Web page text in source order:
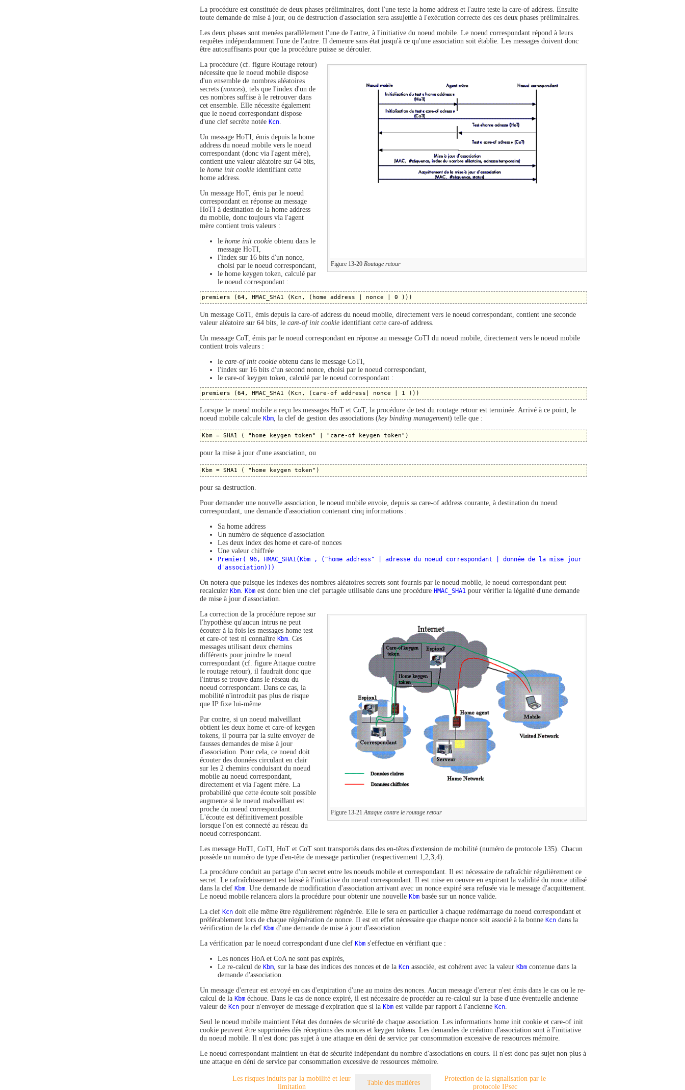
La procédure est constituée de deux phases préliminaires, dont l'une teste la home address et l'autre teste la care-of address. Ensuite
toute demande de mise à jour, ou de destruction d'association sera assujettie à l'exécution correcte des ces deux phases préliminaires.
Les deux phases sont menées parallèlement l'une de l'autre, à l'initiative du noeud mobile. Le noeud correspondant répond à leurs
requêtes indépendamment l'une de l'autre. Il demeure sans état jusqu'à ce qu'une association soit établie. Les messages doivent donc
être autosuffisants pour que la procédure puisse se dérouler.
Figure 13-20 Routage retour
La procédure (cf. figure Routage retour)
nécessite que le noeud mobile dispose
d'un ensemble de nombres aléatoires
secrets (nonces), tels que l'index d'un de
ces nombres suffise à le retrouver dans
cet ensemble. Elle nécessite également
que le noeud correspondant dispose
d'une clef secrète notée Kcn.
Un message HoTI, émis depuis la home
address du noeud mobile vers le noeud
correspondant (donc via l'agent mère),
contient une valeur aléatoire sur 64 bits,
le home init cookie identifiant cette
home address.
Un message HoT, émis par le noeud
correspondant en réponse au message
HoTI à destination de la home address
du mobile, donc toujours via l'agent
mère contient trois valeurs :
le home init cookie obtenu dans le
message HoTI,
l'index sur 16 bits d'un nonce,
choisi par le noeud correspondant,
le home keygen token, calculé par
le noeud correspondant :
Un message CoTI, émis depuis la care-of address du noeud mobile, directement vers le noeud correspondant, contient une seconde
valeur aléatoire sur 64 bits, le care-of init cookie identifiant cette care-of address.
Un message CoT, émis par le noeud correspondant en réponse au message CoTI du noeud mobile, directement vers le noeud mobile
contient trois valeurs :
le care-of init cookie obtenu dans le message CoTI,
l'index sur 16 bits d'un second nonce, choisi par le noeud correspondant,
le care-of keygen token, calculé par le noeud correspondant :
Lorsque le noeud mobile a reçu les messages HoT et CoT, la procédure de test du routage retour est terminée. Arrivé à ce point, le
noeud mobile calcule Kbm, la clef de gestion des associations (key binding management) telle que :
pour la mise à jour d'une association, ou
pour sa destruction.
Pour demander une nouvelle association, le noeud mobile envoie, depuis sa care-of address courante, à destination du noeud
correspondant, une demande d'association contenant cinq informations :
Sa home address
Un numéro de séquence d'association
Les deux index des home et care-of nonces
Une valeur chiffrée
Premier( 96, HMAC_SHA1(Kbm , ("home address" | adresse du noeud correspondant | donnée de la mise jour
d'association)))
On notera que puisque les indexes des nombres aléatoires secrets sont fournis par le noeud mobile, le noeud correspondant peut
recalculer Kbm Kbm est donc bien une clef partagée utilisable dans une procédure HMAC_SHA1 pour vérifier la légalité d'une demande
de mise à jour d'association.
Figure 13-21 Attaque contre le routage retour
La correction de la procédure repose sur
l'hypothèse qu'aucun intrus ne peut
écouter à la fois les messages home test
et care-of test ni connaître Kbm . Ces
messages utilisant deux chemins
différents pour joindre le noeud
correspondant (cf. figure Attaque contre
le routage retour), il faudrait donc que
l'intrus se trouve dans le réseau du
noeud correspondant. Dans ce cas, la
mobilité n'introduit pas plus de risque
que IP fixe lui-même.
Par contre, si un noeud malveillant
obtient les deux home et care-of keygen
tokens, il pourra par la suite envoyer de
fausses demandes de mise à jour
d'association. Pour cela, ce noeud doit
écouter des données circulant en clair
sur les 2 chemins conduisant du noeud
mobile au noeud correspondant,
directement et via l'agent mère. La
probabilité que cette écoute soit possible
augmente si le noeud malveillant est
proche du noeud correspondant.
L'écoute est définitivement possible
lorsque l'on est connecté au réseau du
noeud correspondant.
Les message HoTI, CoTI, HoT et CoT sont transportés dans des en-têtes d'extension de mobilité (numéro de protocole 135). Chacun
possède un numéro de type d'en-tête de message particulier (respectivement 1,2,3,4).
La procédure conduit au partage d'un secret entre les noeuds mobile et correspondant. Il est nécessaire de rafraîchir régulièrement ce
secret. Le rafraîchissement est laissé à l'initiative du noeud correspondant. Il est mise en oeuvre en expirant la validité du nonce utilisé
dans la clef Kbm. Une demande de modification d'association arrivant avec un nonce expiré sera refusée via le message d'acquittement.
Le noeud mobile relancera alors la procédure pour obtenir une nouvelle Kbm basée sur un nonce valide.
La clef Kcn doit elle même être régulièrement régénérée. Elle le sera en particulier à chaque redémarrage du noeud correspondant et
préférablement lors de chaque régénération de nonce. Il est en effet nécessaire que chaque nonce soit associé à la bonne Kcn dans la
vérification de la clef Kbm d'une demande de mise à jour d'association.
La vérification par le noeud correspondant d'une clef Kbm s'effectue en vérifiant que :
Les nonces HoA et CoA ne sont pas expirés,
Le re-calcul de Kbm, sur la base des indices des nonces et de la Kcn associée, est cohérent avec la valeur Kbm contenue dans la
demande d'association.
Un message d'erreur est envoyé en cas d'expiration d'une au moins des nonces. Aucun message d'erreur n'est émis dans le cas ou le re-
calcul de la Kbm échoue. Dans le cas de nonce expiré, il est nécessaire de procéder au re-calcul sur la base d'une éventuelle ancienne
valeur de Kcn pour n'envoyer de message d'expiration que si la Kbm est valide par rapport à l'ancienne Kcn.
Seul le noeud mobile maintient l'état des données de sécurité de chaque association. Les informations home init cookie et care-of init
cookie peuvent être supprimées dès réceptions des nonces et keygen tokens. Les demandes de création d'association sont à l'initiative
du noeud mobile. Il n'est donc pas sujet à une attaque en déni de service par consommation excessive de ressources mémoire.
Le noeud correspondant maintient un état de sécurité indépendant du nombre d'associations en cours. Il n'est donc pas sujet non plus à
une attaque en déni de service par consommation excessive de ressources mémoire.
Les risques induits par la mobilité et leur
limitation
Table des matières
Protection de la signalisation par le
protocole IPsec